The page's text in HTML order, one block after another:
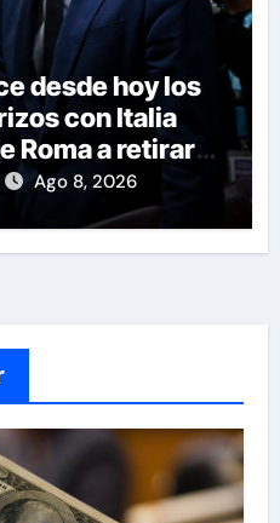
desde hoy los
con Italia
Roma a retirar
Ago 8, 2026